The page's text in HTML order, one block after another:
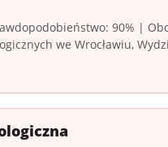
90% |
we Wrocławiu,